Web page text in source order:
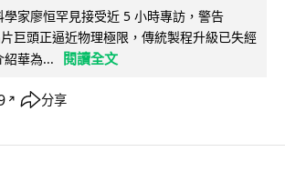
家廖恒罕見接受近 5 小時專訪，警告
巨頭正逼近物理極限，傳統製程升級已失經
紹華為...
閱讀全文
↗ 分享